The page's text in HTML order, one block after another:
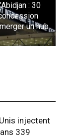
en Tunisie et
Rault aux
de la région
injectent
339